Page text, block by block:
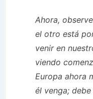
Ahora,
el otro está
venir en
viendo
Europa ahora
él venga;